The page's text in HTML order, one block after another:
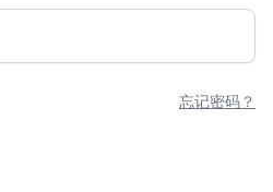
忘记密码？